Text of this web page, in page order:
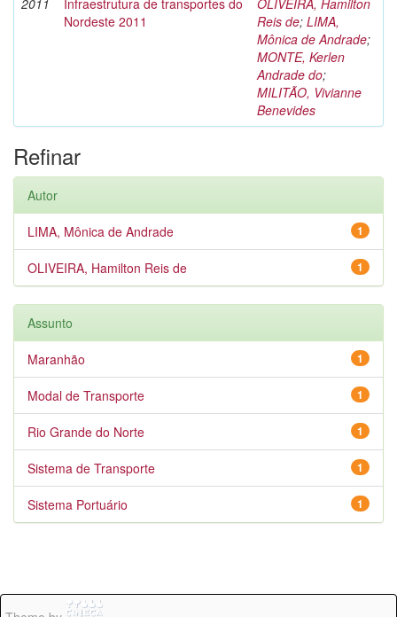
2011
Infraestrutura de transportes do
Nordeste 2011
OLIVEIRA, Hamilton
Reis de; LIMA,
Mônica de Andrade;
MONTE, Kerlen
Andrade do;
MILITÃO, Vivianne
Benevides
Refinar
Autor
1
LIMA, Mônica de Andrade
1
OLIVEIRA, Hamilton Reis de
Assunto
1
Maranhão
1
Modal de Transporte
1
Rio Grande do Norte
1
Sistema de Transporte
1
Sistema Portuário